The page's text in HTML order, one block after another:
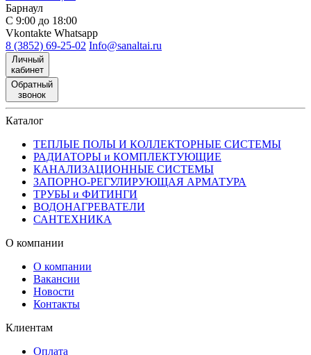
Барнаул
С 9:00 до 18:00
Vkontakte Whatsapp
8 (3852) 69-25-02 Info@sanaltai.ru
Личный
кабинет
Обратный
звонок
Каталог
ТЕПЛЫЕ ПОЛЫ И КОЛЛЕКТОРНЫЕ СИСТЕМЫ
РАДИАТОРЫ и КОМПЛЕКТУЮЩИЕ
КАНАЛИЗАЦИОННЫЕ СИСТЕМЫ
ЗАПОРНО-РЕГУЛИРУЮЩАЯ АРМАТУРА
ТРУБЫ и ФИТИНГИ
ВОДОНАГРЕВАТЕЛИ
САНТЕХНИКА
О компании
О компании
Вакансии
Новости
Контакты
Клиентам
Оплата